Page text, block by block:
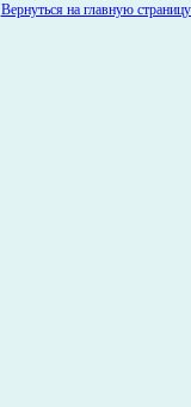
Вернуться на главную